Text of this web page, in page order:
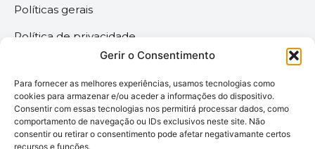
Gerir o Consentimento
Para fornecer as melhores experiências, usamos tecnologias como
cookies para armazenar e/ou aceder a informações do dispositivo.
Consentir com essas tecnologias nos permitirá processar dados, como
comportamento de navegação ou IDs exclusivos neste site. Não
consentir ou retirar o consentimento pode afetar negativamante certos
recursos e funções.
Políticas gerais
Política de privacidade
Termos & Condições
Política de cookies
Megaimprime © 2025 |